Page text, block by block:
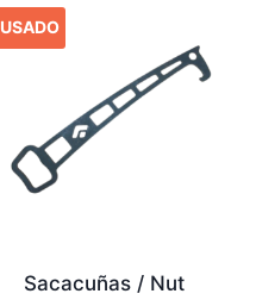
USADO
Sacacuñas / Nut